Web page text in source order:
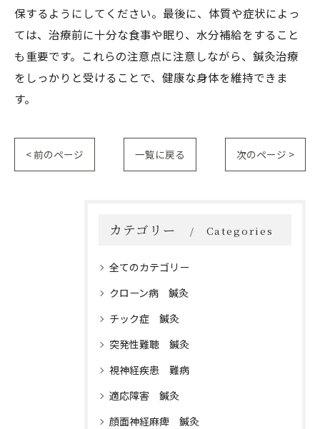
保するようにしてください。最後に、体質や症状によっ
ては、治療前に十分な食事や眠り、水分補給をすること
も重要です。これらの注意点に注意しながら、鍼灸治療
をしっかりと受けることで、健康な身体を維持できま
す。
< 前のページ 一覧に戻る 次のページ >
カテゴリー Categories
全てのカテゴリー
クローン病 鍼灸
チック症 鍼灸
突発性難聴 鍼灸
視神経疾患 難病
適応障害 鍼灸
顔面神経麻痺 鍼灸